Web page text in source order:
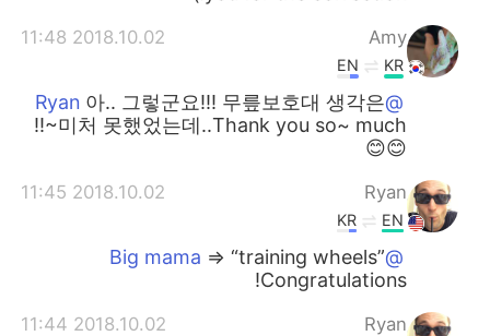
Amy
2018.10.02 11:48
KR
EN
@Ryan
아.. 그렇군요!!! 무릎보호대 생각은
미처 못했었는데..Thank you so~ much~!!
😊😊
Ryan
2018.10.02 11:45
EN
KR
@Big mama
=> “training wheels”
Congratulations!
Ryan
2018.10.02 11:44